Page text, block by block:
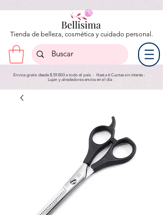
Tienda de belleza, cosmética y cuidado personal.
Envíos gratis desde $ 59.000 a todo el país - Hasta 6 Cuotas sin interés -
Lujan y alrededores envíos en el día